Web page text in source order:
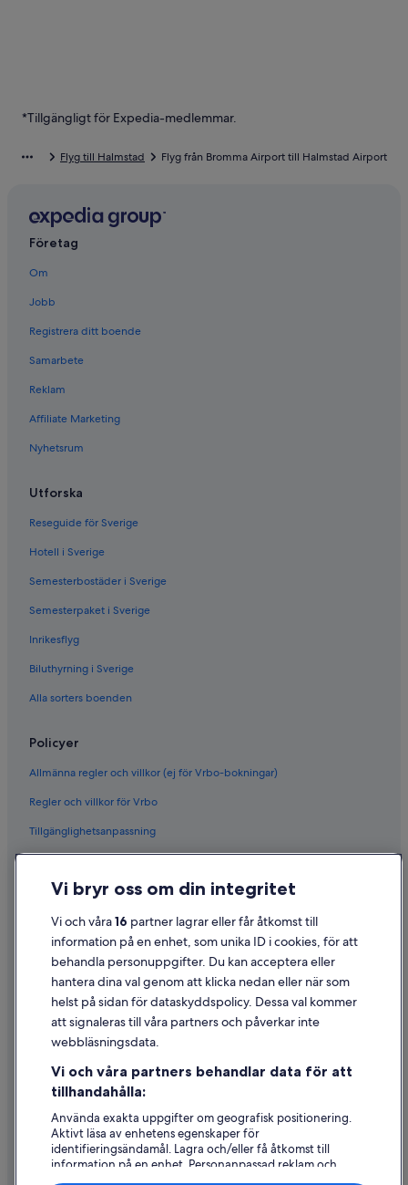
*Tillgängligt för Expedia-medlemmar.
Flyg till Halmstad Flyg från Bromma Airport till Halmstad Airport
Företag
Om
Jobb
Registrera ditt boende
Samarbete
Reklam
Affiliate Marketing
Nyhetsrum
Utforska
Reseguide för Sverige
Hotell i Sverige
Semesterbostäder i Sverige
Semesterpaket i Sverige
Inrikesflyg
Biluthyrning i Sverige
Alla sorters boenden
Policyer
Allmänna regler och villkor (ej för Vrbo-bokningar)
Regler och villkor för Vrbo
Tillgänglighetsanpassning
Cookies
Användarvillkor
Juridisk information/Kontakta oss
Riktlinjer för innehåll och anmäla innehåll
Hjälp
Avboka eller ändra din bokning
Återbetalningsprocess och tidslinjer
Boka ett flyg med flygbolagskredit
Internationella resedokument
Vi bryr oss om din integritet
Vi och våra16 partner lagrar eller får åtkomst till
information på en enhet, som unika ID i cookies, för att
behandla personuppgifter. Du kan acceptera eller
hantera dina val genom att klicka nedan eller när som
helst på sidan för dataskyddspolicy. Dessa val kommer
att signaleras till våra partners och påverkar inte
webbläsningsdata.
Vi och våra partners behandlar data för att
tillhandahålla:
Använda exakta uppgifter om geografisk positionering.
Aktivt läsa av enhetens egenskaper för
identifieringsändamål. Lagra och/eller få åtkomst till
information på en enhet. Personanpassad reklam och
innehåll, reklam- och innehållsmätning, forskning